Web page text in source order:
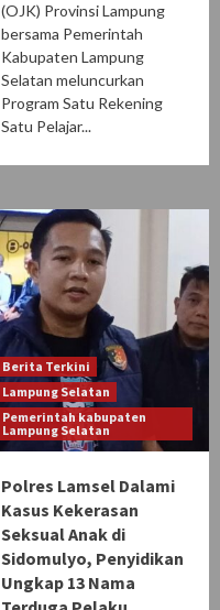
(OJK) Provinsi Lampung
bersama Pemerintah
Kabupaten Lampung
Selatan meluncurkan
Program Satu Rekening
Satu Pelajar...
Berita Terkini
Lampung Selatan
Pemerintah kabupaten
Lampung Selatan
Polres Lamsel Dalami
Kasus Kekerasan
Seksual Anak di
Sidomulyo, Penyidikan
Ungkap 13 Nama